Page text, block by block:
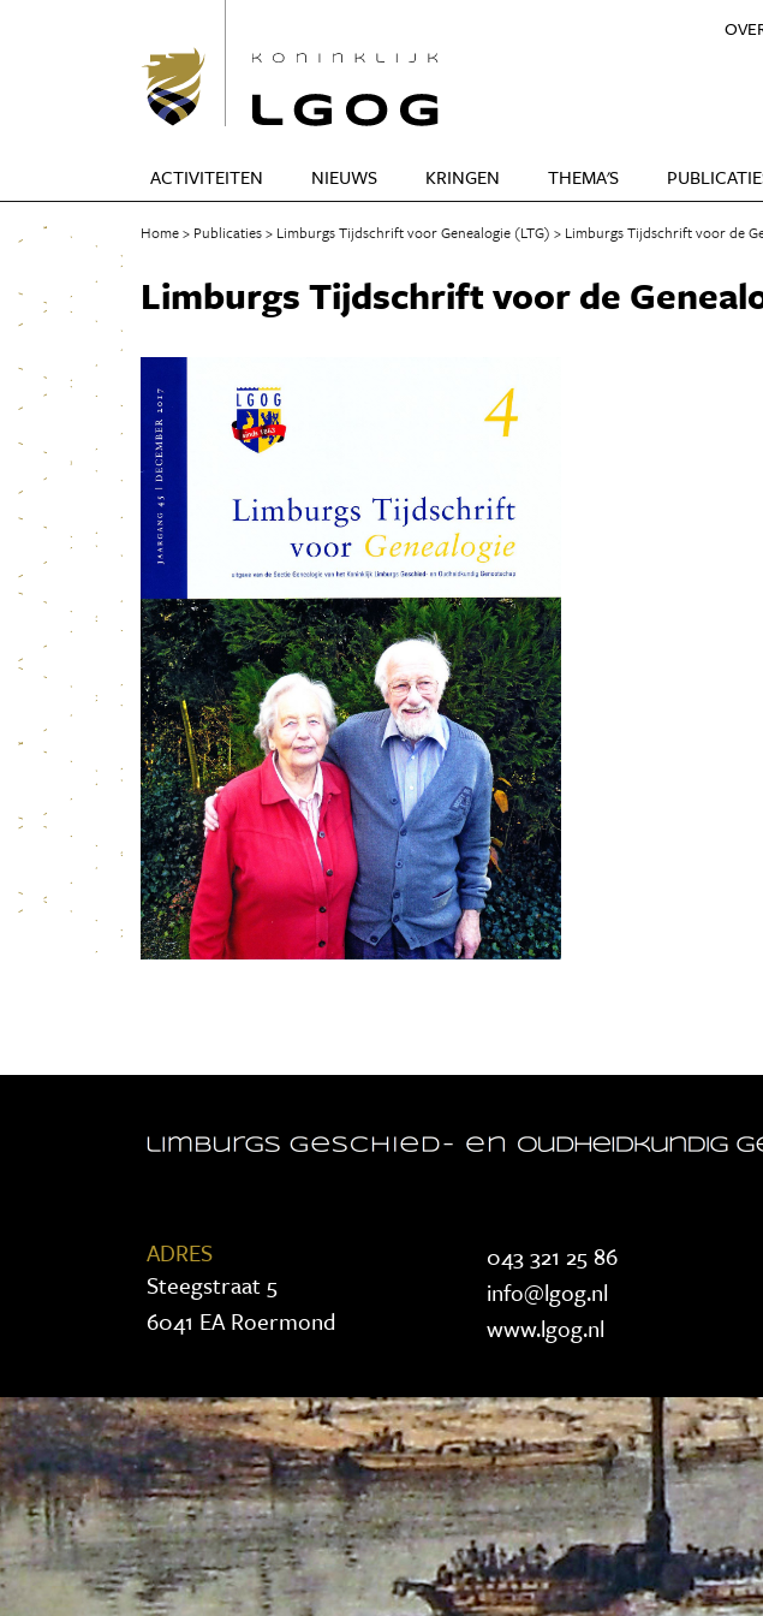
ACTIVITEITEN NIEUWS KRINGEN THEMA'S
Home Publicaties Limburgs Tijdschrift voor Genealogie (LTG) Limburgs Tijdschrift voor de
Limburgs Tijdschrift voor de
ADRES
Steegstraat 5
6041 EA Roermond
043 321 25 86
info@lgog.nl
www.lgog.nl